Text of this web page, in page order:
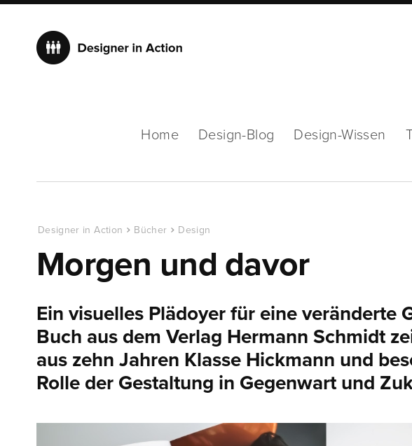
Home Design-Blog Design-Wissen
Designer in Action Bücher Design
Morgen und davor
Ein visuelles Plädoyer für eine veränderte
Buch aus dem Verlag Hermann Schmidt
aus zehn Jahren Klasse Hickmann und
Rolle der Gestaltung in Gegenwart und